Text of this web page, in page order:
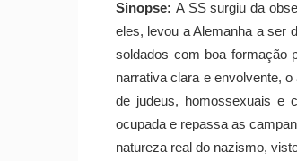
Sinopse: A SS surgiu da
eles, levou a Alemanha a ser
soldados com boa formação
narrativa clara e envolvente,
de judeus, homossexuais e
ocupada e repassa as
natureza real do nazismo,